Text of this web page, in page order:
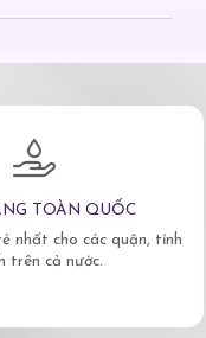
TOÀN QUỐC
nhất cho các quận, tỉnh
trên cả nước.